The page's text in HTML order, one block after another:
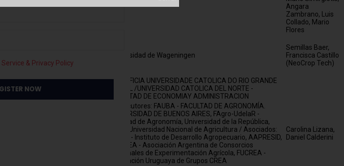
Angara
Zambrano, Luis
Collado, Mario
Flores
Universidad de Wageningen
Semillas Baer,
Francisca Castillo
(NeoCrop Tech)
IEAG
PONTIFICIA UNIVERSIDADE CATOLICA DO RIO GRANDE
DO SUL /UNIVERSIDAD CATOLICA DEL NORTE -
FACULTAD DE ECONOMIAY ADMINISTRACION
Coejecutores: FAUBA - FACULTAD DE AGRONOMÍA.
UNIVERSIDAD DE BUENOS AIRES, FAgro-UdelaR -
Facultad de Agronomía, Universidad de la República,
UNA - Universidad Nacional de Agricultura / Asociados:
INDAP - Instituto de Desarrollo Agropecuario, AAPRESID,
AACREA - Asociación Argentina de Consorcios
Regionales de Experimentación Agrícola, FUCREA -
Federación Uruguaya de Grupos CREA
Carolina Lizana,
Daniel Calderini
Service & Privacy Policy